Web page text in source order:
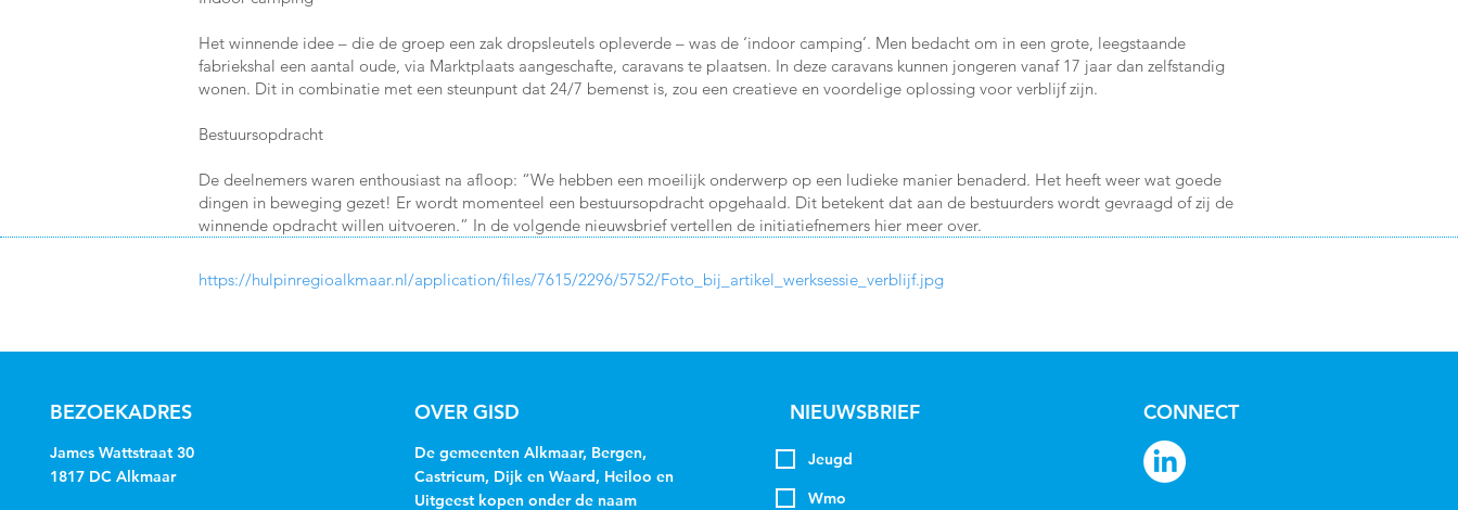
Het winnende idee – die de groep een zak dropsleutels opleverde – was de ‘indoor camping’. Men bedacht om in een grote, leegstaande
fabriekshal een aantal oude, via Marktplaats aangeschafte, caravans te plaatsen. In deze caravans kunnen jongeren vanaf 17 jaar dan zelfstandig
wonen. Dit in combinatie met een steunpunt dat 24/7 bemenst is, zou een creatieve en voordelige oplossing voor verblijf zijn.
Bestuursopdracht
De deelnemers waren enthousiast na afloop: “We hebben een moeilijk onderwerp op een ludieke manier benaderd. Het heeft weer wat goede
dingen in beweging gezet! Er wordt momenteel een bestuursopdracht opgehaald. Dit betekent dat aan de bestuurders wordt gevraagd of zij de
winnende opdracht willen uitvoeren.” In de volgende nieuwsbrief vertellen de initiatiefnemers hier meer over.
https://hulpinregioalkmaar.nl/application/files/7615/2296/5752/Foto_bij_artikel_werksessie_verblijf.jpg
BEZOEKADRES
James Wattstraat 30
1817 DC Alkmaar
OVER GISD
De gemeenten Alkmaar, Bergen,
Castricum, Dijk en Waard, Heiloo en
Uitgeest kopen onder de naam
NIEUWSBRIEF
Jeugd
Wmo
CONNECT